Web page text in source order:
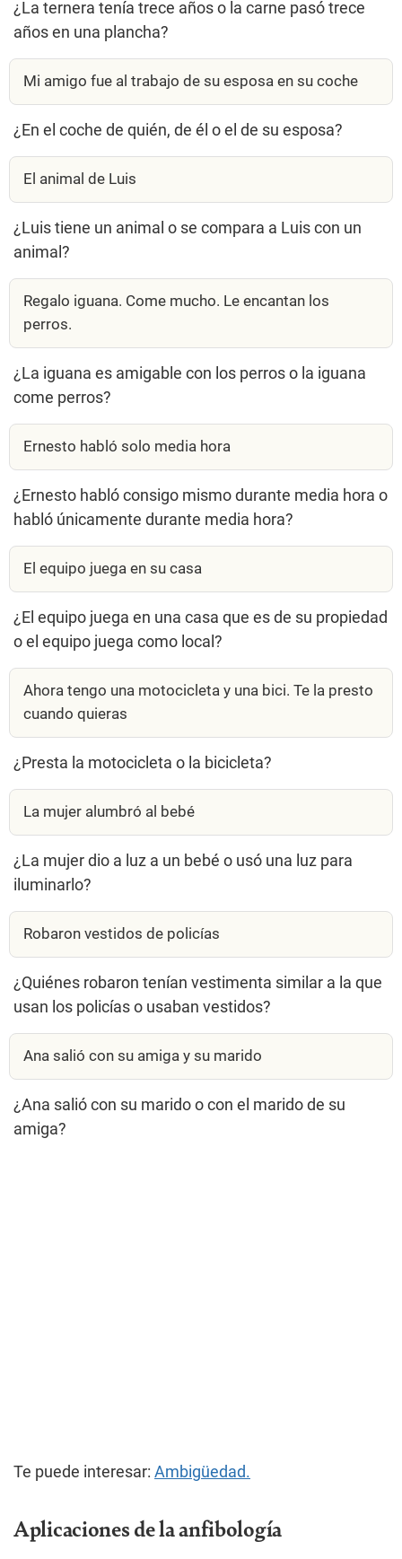
¿La ternera tenía trece años o la carne pasó trece
años en una plancha?
Mi amigo fue al trabajo de su esposa en su coche
¿En el coche de quién, de él o el de su esposa?
El animal de Luis
¿Luis tiene un animal o se compara a Luis con un
animal?
Regalo iguana. Come mucho. Le encantan los
perros.
¿La iguana es amigable con los perros o la iguana
come perros?
Ernesto habló solo media hora
¿Ernesto habló consigo mismo durante media hora o
habló únicamente durante media hora?
El equipo juega en su casa
¿El equipo juega en una casa que es de su propiedad
o el equipo juega como local?
Ahora tengo una motocicleta y una bici. Te la presto
cuando quieras
¿Presta la motocicleta o la bicicleta?
La mujer alumbró al bebé
¿La mujer dio a luz a un bebé o usó una luz para
iluminarlo?
Robaron vestidos de policías
¿Quiénes robaron tenían vestimenta similar a la que
usan los policías o usaban vestidos?
Ana salió con su amiga y su marido
¿Ana salió con su marido o con el marido de su
amiga?
Te puede interesar: Ambigüedad.
Aplicaciones de la anfibología